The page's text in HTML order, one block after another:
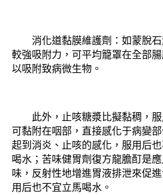
消化道黏膜維護劑：如蒙脫石
較強吸附力，可平均籠罩在全部腸
以吸附致病微生物。
此外，止咳糖漿比擬黏稠，服
可黏附在咽部，直接感化于病變
起到消炎、止咳的感化，服用后
喝水；苦味健胃劑復方龍膽酊是
味，反射性地增進胃液排泄來促
用后也不宜立馬喝水。